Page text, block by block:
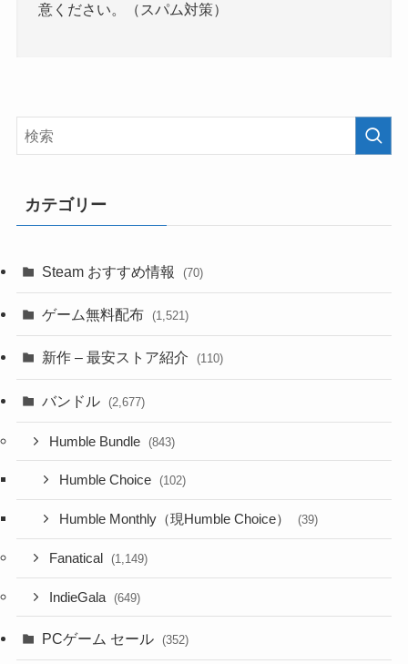
意ください。（スパム対策）
カテゴリー
Steam おすすめ情報 (70)
ゲーム無料配布 (1,521)
新作 – 最安ストア紹介 (110)
バンドル (2,677)
Humble Bundle (843)
Humble Choice (102)
Humble Monthly（現Humble Choice） (39)
Fanatical (1,149)
IndieGala (649)
PCゲーム セール (352)